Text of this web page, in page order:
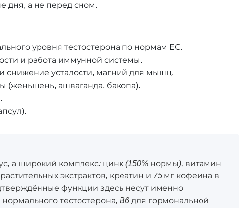
дня, а не перед сном.
уровня тестостерона по нормам ЕС.
и работа иммунной системы.
снижение усталости, магний для мышц.
(женьшень, ашваганда, бакопа).
а широкий комплекс: цинк (150% нормы), витамин
экстрактов, креатин и 75 мг кофеина в
функции здесь несут именно
тестостерона, B6 для гормональной